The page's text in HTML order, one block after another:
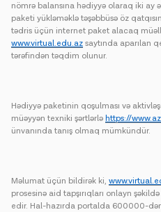
nömrə balansına hədiyyə olaraq iki ay
paketi yükləməklə təşəbbüsə öz
tədris üçün internet paket alacaq
www.virtual.edu.az saytında aparılan
tərəfindən təqdim olunur.
Hədiyyə paketinin qoşulması və
müəyyən texniki şərtlərlə https://
ünvanında tanış olmaq mümkündür.
Məlumat üçün bildirək ki,
prosesinə aid tapşırıqları onlayn
edir. Hal-hazırda portalda 600000-